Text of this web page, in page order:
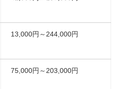
13,000円～244,000円
75,000円～203,000円